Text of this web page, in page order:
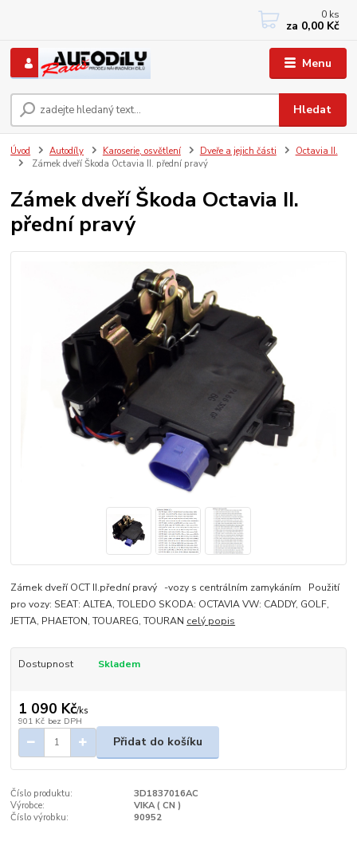
Menu
Hledat
+420 733767377
PO-PÁ: 8 - 12, 13 - 17
0 ks
za 0,00 Kč
Úvod Autodíly Karoserie, osvětlení Dveře a jejich části
Octavia II.
Zámek dveří Škoda Octavia II. přední pravý
Zámek dveří Škoda Octavia II.
přední pravý
Zámek dveří OCT II.přední pravý -vozy s centrálním zamykáním Použití
pro vozy: SEAT: ALTEA, TOLEDO SKODA: OCTAVIA VW: CADDY, GOLF,
JETTA, PHAETON, TOUAREG, TOURAN celý popis
Dostupnost Skladem
1 090 Kč/ks
901 Kč bez DPH
Přidat do košíku
Číslo produktu:
3D1837016AC
Výrobce:
VIKA ( CN )
Číslo výrobku:
90952